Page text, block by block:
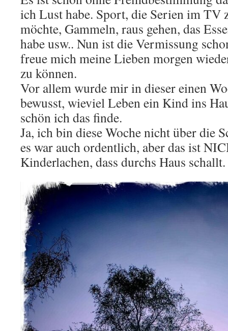
ich Lust habe. Sport, die Serien im TV
möchte, Gammeln, raus gehen, das
habe usw.. Nun ist die Vermissung
freue mich meine Lieben morgen
zu können.
Vor allem wurde mir in dieser einen
bewusst, wieviel Leben ein Kind ins
schön ich das finde.
Ja, ich bin diese Woche nicht über die
es war auch ordentlich, aber das ist
Kinderlachen, dass durchs Haus schallt.